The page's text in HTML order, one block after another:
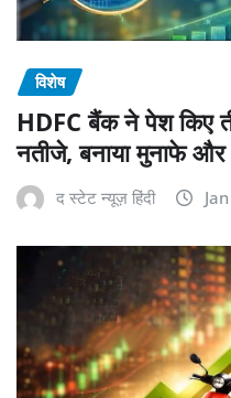
विशेष
HDFC बैंक ने पेश किए
नतीजे, बनाया मुनाफे और
द स्टेट न्यूज़ हिंदी